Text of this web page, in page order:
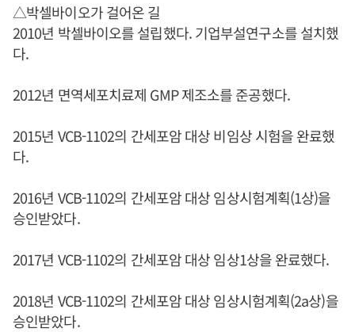
△박셀바이오가 걸어온 길
2010년 박셀바이오를 설립했다. 기업부설연구소를 설치했
다.
2012년 면역세포치료제 GMP 제조소를 준공했다.
2015년 VCB-1102의 간세포암 대상 비임상 시험을 완료했
다.
2016년 VCB-1102의 간세포암 대상 임상시험계획(1상)을
승인받았다.
2017년 VCB-1102의 간세포암 대상 임상1상을 완료했다.
2018년 VCB-1102의 간세포암 대상 임상시험계획(2a상)을
승인받았다.